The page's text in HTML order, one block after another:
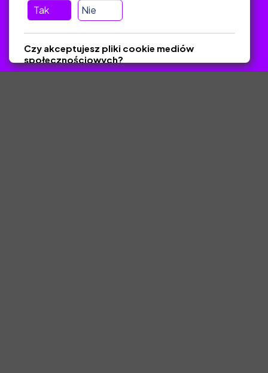
wiadomość nie trafiła do folderu SPAM)
Materiały chronione Prawem Autorskim.
Tak Nie
Czy akceptujesz pliki cookie mediów
społecznościowych?